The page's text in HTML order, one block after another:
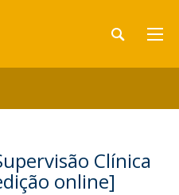
Clínica
online]